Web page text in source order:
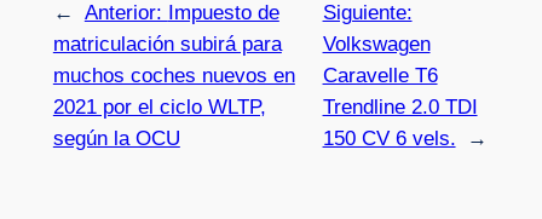
← Anterior:
Impuesto de
matriculación subirá para
muchos coches nuevos en
2021 por el ciclo WLTP,
según la OCU
Siguiente:
Volkswagen
Caravelle T6
Trendline 2.0 TDI
150 CV 6 vels.
→